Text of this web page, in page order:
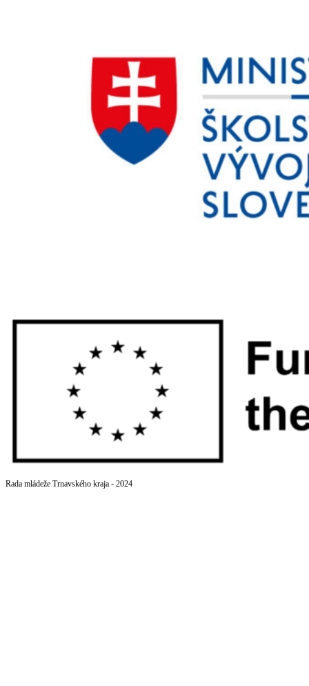
Rada mládeže Trnavského kraja - 2024